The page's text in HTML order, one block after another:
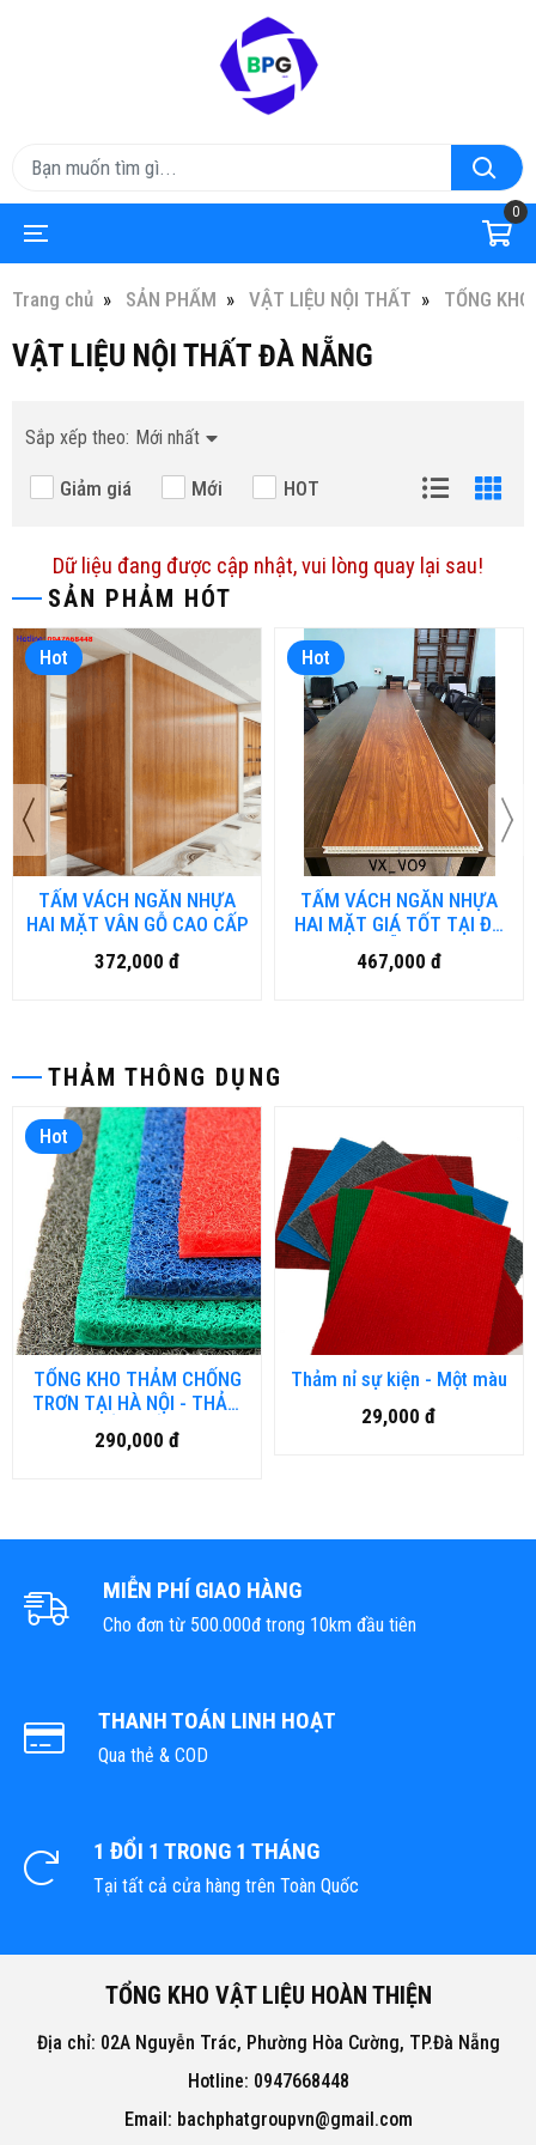
0
Trang chủ SẢN PHẨM VẬT LIỆU NỘI THẤT TỔNG
SẢN PHẢM HÓT
Hot
TẤM VÁCH NGĂN NHỰA
HAI MẶT VÂN GỖ CAO CẤP
372,000 đ
Hot
TẤM VÁCH NGĂN NHỰA
HAI MẶT GIÁ TỐT TẠI ĐÀ
NẴNG
467,000 đ
THẢM THÔNG DỤNG
Hot
TỔNG KHO THẢM CHỐNG
TRƠN TẠI HÀ NỘI - THẢM
NHỤA RỐI, THẢM NHƯA
LƯỚI, THẢM 3D
290,000 đ
Thảm nỉ sự kiện - Một màu
29,000 đ
VẬT LIỆU NỘI THẤT ĐÀ NẴNG
Sắp xếp theo: Mới nhất
Giảm giá Mới HOT
Dữ liệu đang được cập nhật, vui lòng quay lại sau!
MIỄN PHÍ GIAO HÀNG
Cho đơn từ 500.000đ trong 10km đầu tiên
THANH TOÁN LINH HOẠT
Qua thẻ & COD
1 ĐỔI 1 TRONG 1 THÁNG
Tại tất cả cửa hàng trên Toàn Quốc
TỔNG KHO VẬT LIỆU HOÀN THIỆN
Địa chỉ: 02A Nguyễn Trác, Phường Hòa Cường, TP.Đà Nẵng
Hotline: 0947668448
Email: bachphatgroupvn@gmail.com